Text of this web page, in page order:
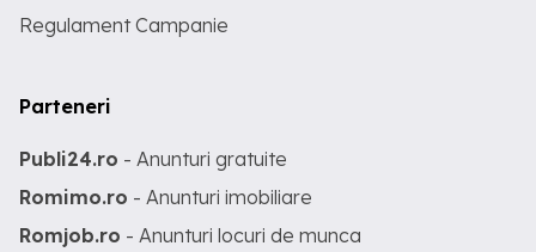
Regulament Campanie
Parteneri
Publi24.ro - Anunturi gratuite
Romimo.ro - Anunturi imobiliare
Romjob.ro - Anunturi locuri de munca